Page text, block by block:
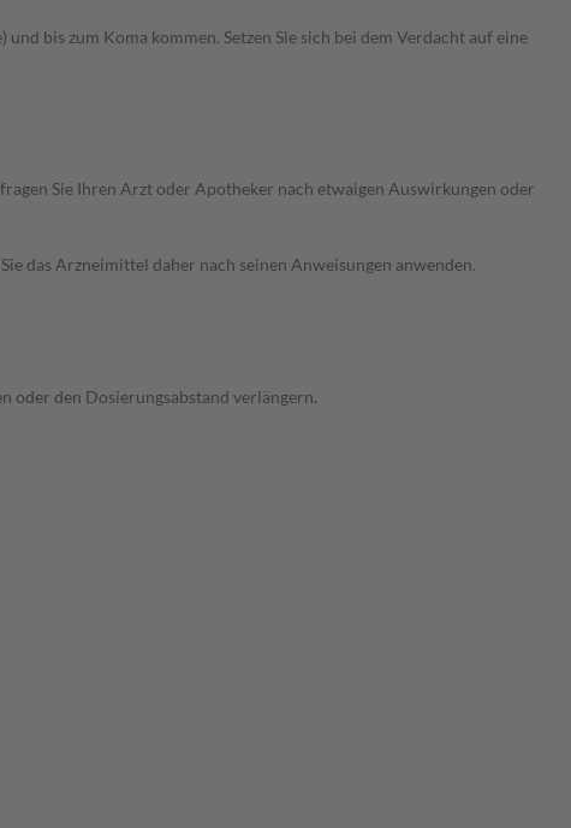
bis zum Koma kommen. Setzen Sie sich bei dem Verdacht auf eine
Sie Ihren Arzt oder Apotheker nach etwaigen Auswirkungen oder
das Arzneimittel daher nach seinen Anweisungen anwenden.
oder den Dosierungsabstand verlängern.